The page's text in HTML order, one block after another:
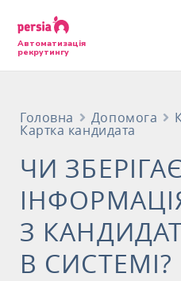
Автоматизація
рекрутингу
Головна Допомога
Картка кандидата
ЧИ
З
В СИСТЕМІ?